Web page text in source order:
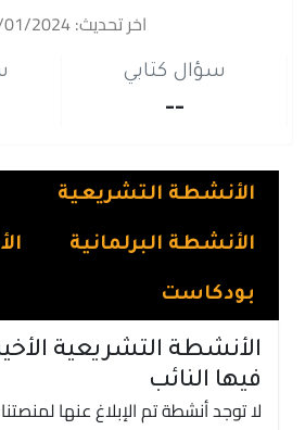
اخر تحديث: 09/01/2024
سؤال كتابي
--
الأنشطة التشريعية
الأنشطة البرلمانية
بودكاست
الأنشطة التشريعية
فيها النائب
لا توجد أنشطة تم الإبلاغ عنها